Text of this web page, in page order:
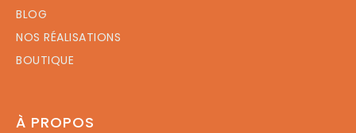
BLOG
NOS RÉALISATIONS
BOUTIQUE
À PROPOS